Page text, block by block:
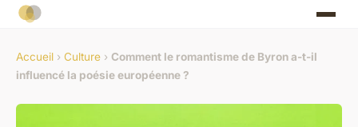
Accueil › Culture › Comment le romantisme de Byron a-t-il
influencé la poésie européenne ?